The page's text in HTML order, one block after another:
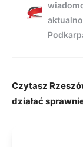
Czytasz
działać